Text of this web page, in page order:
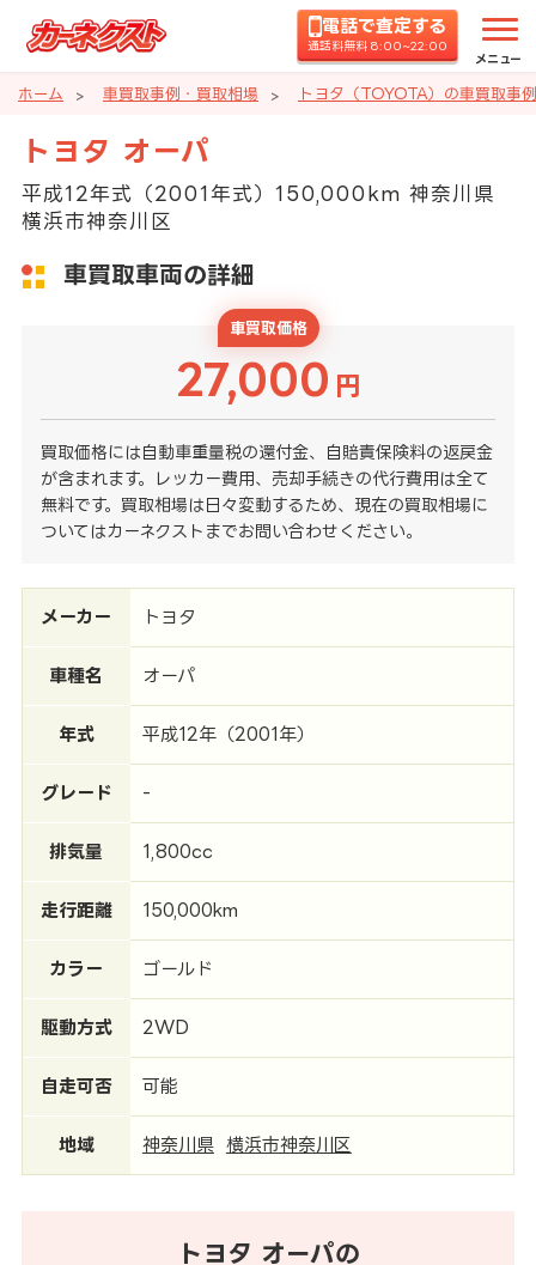
電話で査定する
通話料無料 8:00~22:00
メニュー
ホーム 車買取事例・買取相場 トヨタ（TOYOTA）の車買取事
トヨタ オーパ
平成12年式（2001年式）150,000km 神奈川県
横浜市神奈川区
車買取車両の詳細
車買取価格
27,000 円
買取価格には自動車重量税の還付金、自賠責保険料の返戻金
が含まれます。レッカー費用、売却手続きの代行費用は全て
無料です。買取相場は日々変動するため、現在の買取相場に
ついてはカーネクストまでお問い合わせください。
メーカー トヨタ
車種名 オーパ
年式 平成12年（2001年）
グレード -
排気量 1,800cc
走行距離 150,000km
カラー ゴールド
駆動方式 2WD
自走可否 可能
地域 神奈川県 横浜市神奈川区
トヨタ オーパの